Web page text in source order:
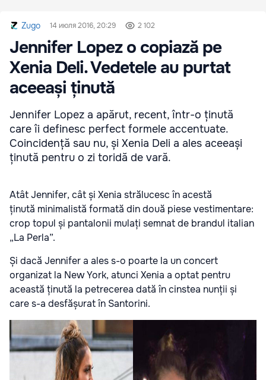
Zugo 14 июля 2016, 20:29 2 102
Jennifer Lopez o copiază pe
Xenia Deli. Vedetele au purtat
aceeași ținută
Jennifer Lopez a apărut, recent, într-o ținută
care îi definesc perfect formele accentuate.
Coincidență sau nu, și Xenia Deli a ales aceeași
ținută pentru o zi toridă de vară.
Atât Jennifer, cât și Xenia strălucesc în acestă
ținută minimalistă formată din două piese vestimentare:
crop topul și pantalonii mulați semnat de brandul italian
„La Perla”.
Și dacă Jennifer a ales s-o poarte la un concert
organizat la New York, atunci Xenia a optat pentru
această ținută la petrecerea dată în cinstea nunții și
care s-a desfășurat în Santorini.